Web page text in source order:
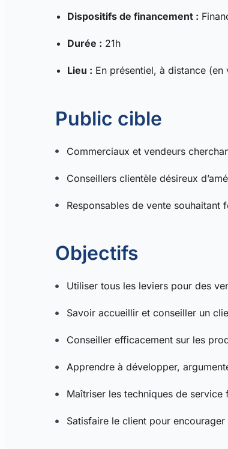
Dispositifs de financement :
Durée : 21h
Lieu : En présentiel, à distance
Public cible
Commerciaux et vendeurs
Conseillers clientèle désireux
Responsables de vente souhaitant
Objectifs
Utiliser tous les leviers pour des
Savoir accueillir et conseiller un
Conseiller efficacement sur les
Apprendre à développer,
Maîtriser les techniques de
Satisfaire le client pour